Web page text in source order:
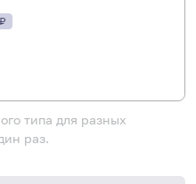
типа для разных
раз.